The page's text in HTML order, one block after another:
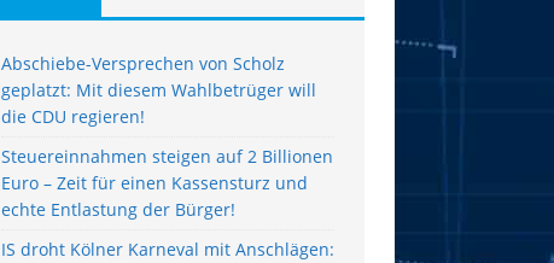
Abschiebe-Versprechen von Scholz
geplatzt: Mit diesem Wahlbetrüger will
die CDU regieren!
Steuereinnahmen steigen auf 2 Billionen
Euro – Zeit für einen Kassensturz und
echte Entlastung der Bürger!
IS droht Kölner Karneval mit Anschlägen: